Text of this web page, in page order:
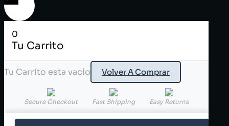
0
Tu Carrito
Tu Carrito esta vacío Volver A Comprar
Secure Checkout Fast Shipping Easy Returns